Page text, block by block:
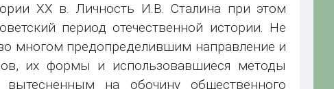
ХХ в. Личность И.В. Сталина при этом
период отечественной истории. Не
многом предопределившим направление и
их формы и использовавшиеся методы
на обочину общественного